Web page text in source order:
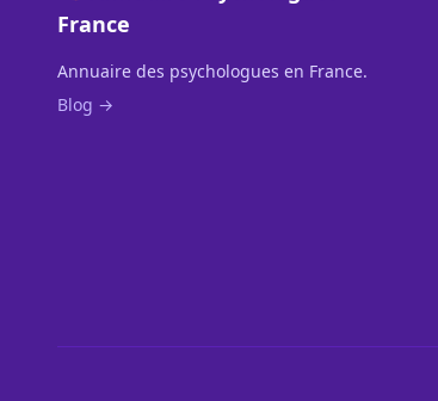
France
Annuaire des psychologues en France.
Blog →